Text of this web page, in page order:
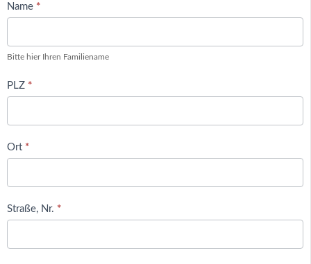
Name *
Bitte hier Ihren Familiename
PLZ *
Ort *
Straße, Nr. *